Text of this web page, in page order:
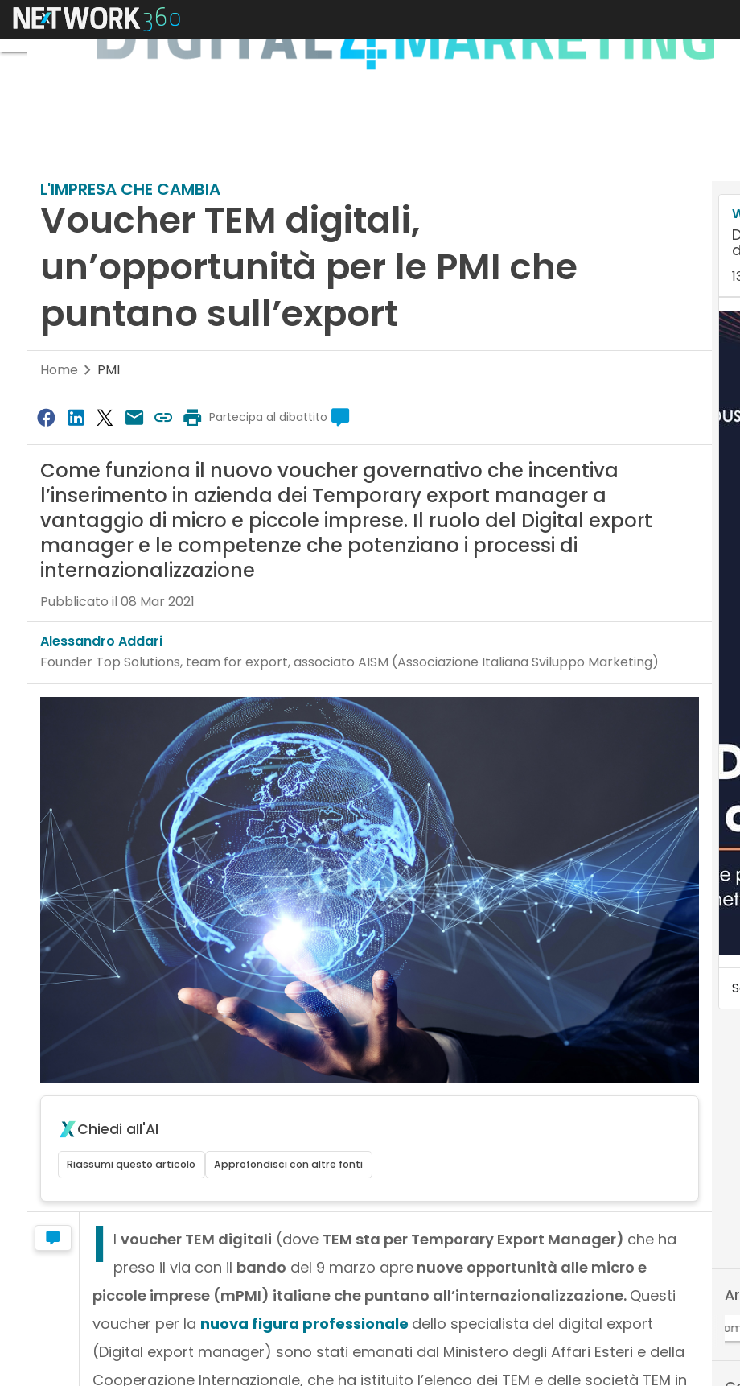
Menu
L'IMPRESA CHE CAMBIA
Voucher TEM digitali,
un’opportunità per le PMI che
puntano sull’export
Home PMI
Partecipa al dibattito
Come funziona il nuovo voucher governativo che incentiva
l’inserimento in azienda dei Temporary export manager a
vantaggio di micro e piccole imprese. Il ruolo del Digital export
manager e le competenze che potenziano i processi di
internazionalizzazione
Pubblicato il 08 Mar 2021
Alessandro Addari
Founder Top Solutions, team for export, associato AISM (Associazione Italiana Sviluppo Marketing)
Chiedi all'AI
Riassumi questo articolo Approfondisci con altre fonti
I l voucher TEM digitali (dove TEM sta per Temporary Export Manager) che ha
preso il via con il bando del 9 marzo aprenuove opportunità alle micro e
piccole imprese (mPMI) italiane che puntano all’internazionalizzazione. Questi
voucher per la nuova figura professionale dello specialista del digital export
(Digital export manager) sono stati emanati dal Ministero degli Affari Esteri e della
Cooperazione Internazionale, che ha istituito l’elenco dei TEM e delle società TEM in